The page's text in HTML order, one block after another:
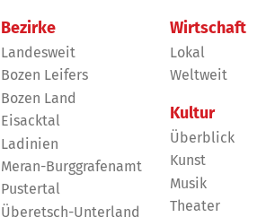
Bezirke
Landesweit
Bozen Leifers
Bozen Land
Eisacktal
Ladinien
Meran-Burggrafenamt
Pustertal
Überetsch-Unterland
Wirtschaft
Lokal
Weltweit
Kultur
Überblick
Kunst
Musik
Theater